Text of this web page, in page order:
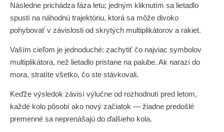
Následne prichádza fáza letu; jedným kliknutím sa lietadlo
spustí na náhodnú trajektóriu, ktorá sa môže divoko
pohybovať v závislosti od skrytých multiplikátorov a rakiet.
Vaším cieľom je jednoduché: zachytiť čo najviac symbolov
multiplikátora, než lietadlo pristane na palube. Ak narazí do
mora, stratíte všetko, čo ste stávkovali.
Keďže výsledok závisí výlučne od rozhodnutí pred letom,
každé kolo pôsobí ako nový začiatok — žiadne predošlé
premenné sa neprenášajú do ďalšieho kola.